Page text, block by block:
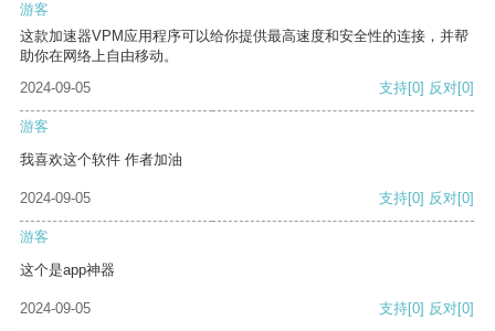
游客
这款加速器VPM应用程序可以给你提供最高速度和安全性的连接，并帮
助你在网络上自由移动。
2024-09-05
支持[0] 反对[0]
游客
我喜欢这个软件 作者加油
2024-09-05 支持[0] 反对[0]
游客
这个是app神器
2024-09-05 支持[0] 反对[0]